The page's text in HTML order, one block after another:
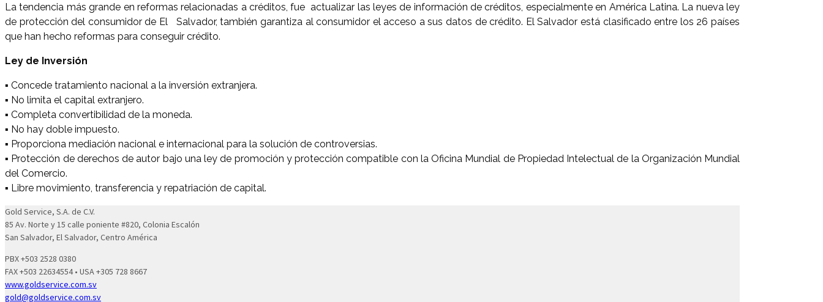
La tendencia más grande en reformas relacionadas a créditos, fue actualizar las leyes de información de créditos, especialmente en América Latina. La nueva ley
de protección del consumidor de El Salvador, también garantiza al consumidor el acceso a sus datos de crédito. El Salvador está clasificado entre los 26 países
que han hecho reformas para conseguir crédito.
Ley de Inversión
▪ Concede tratamiento nacional a la inversión extranjera.
▪ No limita el capital extranjero.
▪ Completa convertibilidad de la moneda.
▪ No hay doble impuesto.
▪ Proporciona mediación nacional e internacional para la solución de controversias.
▪ Protección de derechos de autor bajo una ley de promoción y protección compatible con la Oficina Mundial de Propiedad Intelectual de la Organización Mundial
del Comercio.
▪ Libre movimiento, transferencia y repatriación de capital.
Gold Service, S.A. de C.V.
85 Av. Norte y 15 calle poniente #820, Colonia Escalón
San Salvador, El Salvador, Centro América
PBX +503 2528 0380
FAX +503 22634554 • USA +305 728 8667
www.goldservice.com.sv
gold@goldservice.com.sv